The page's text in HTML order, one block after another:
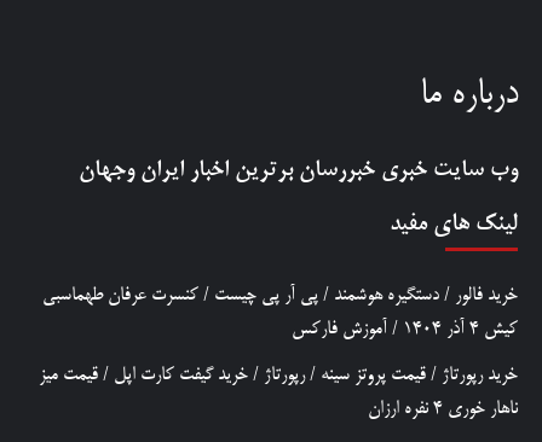
درباره ما
وب سایت خبری خبررسان برترین اخبار ایران وجهان
لینک های مفید
خرید فالور / دستگیره هوشمند / پی آر پی چیست / کنسرت عرفان طهماسبی
کیش 4 آذر 1404
/ آموزش فارکس
خرید رپورتاژ / قیمت پروتز سینه /رپورتاژ / خرید گیفت کارت اپل / قیمت میز
ناهار خوری 4 نفره ارزان